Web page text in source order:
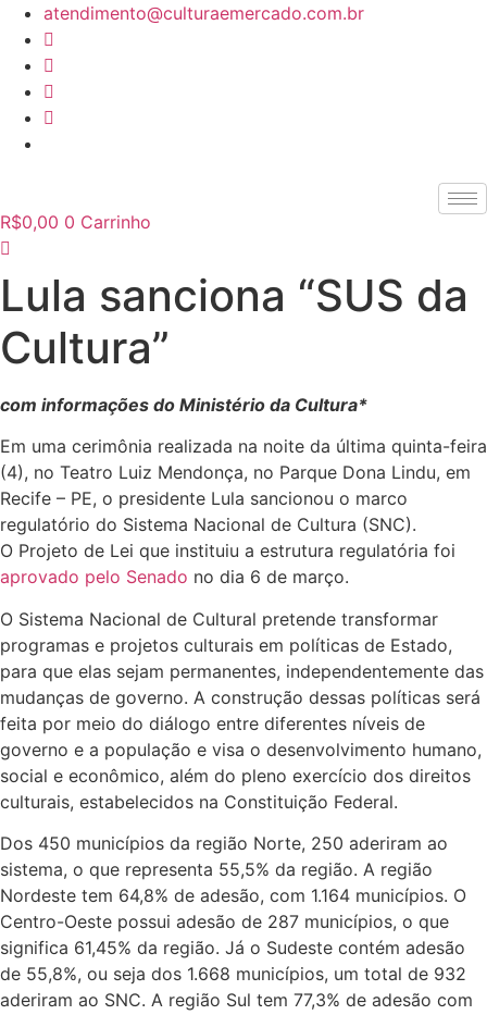
para
conteúdo
atendimento@culturaemercado.com.br
R$0,00 0 Carrinho
Lula sanciona “SUS da
Cultura”
com informações do Ministério da Cultura*
Em uma cerimônia realizada na noite da última quinta-feira
(4), no Teatro Luiz Mendonça, no Parque Dona Lindu, em
Recife – PE, o presidente Lula sancionou o marco
regulatório do Sistema Nacional de Cultura (SNC).
O Projeto de Lei que instituiu a estrutura regulatória foi
aprovado pelo Senado no dia 6 de março.
O Sistema Nacional de Cultural pretende transformar
programas e projetos culturais em políticas de Estado,
para que elas sejam permanentes, independentemente das
mudanças de governo. A construção dessas políticas será
feita por meio do diálogo entre diferentes níveis de
governo e a população e visa o desenvolvimento humano,
social e econômico, além do pleno exercício dos direitos
culturais, estabelecidos na Constituição Federal.
Dos 450 municípios da região Norte, 250 aderiram ao
sistema, o que representa 55,5% da região. A região
Nordeste tem 64,8% de adesão, com 1.164 municípios. O
Centro-Oeste possui adesão de 287 municípios, o que
significa 61,45% da região. Já o Sudeste contém adesão
de 55,8%, ou seja dos 1.668 municípios, um total de 932
aderiram ao SNC. A região Sul tem 77,3% de adesão com